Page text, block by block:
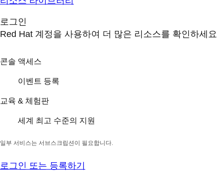
로그인
Red Hat 계정을 사용하여 더 많은 리소스를 확인하세요
콘솔 액세스
이벤트 등록
교육 & 체험판
세계 최고 수준의 지원
일부 서비스는 서브스크립션이 필요합니다.
로그인 또는 등록하기